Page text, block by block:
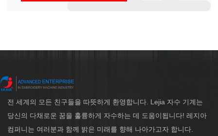
전 세계의 모든 친구들을 따뜻하게 환영합니다. Lejia 자수 기계는
당신의 다채로운 꿈을 훌륭하게 자수하는 데 도움이됩니다! 레지아
컴퍼니는 여러분과 함께 밝은 미래를 향해 나아가고자 합니다.